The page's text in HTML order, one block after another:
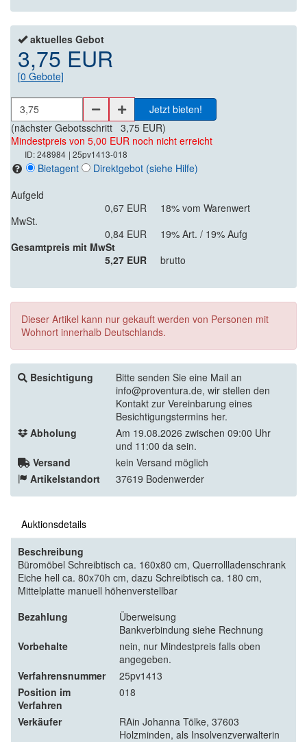
aktuelles Gebot
3,75 EUR
[0 Gebote]
Jetzt bieten!
(nächster Gebotsschritt 3,75 EUR)
Mindestpreis von 5,00 EUR noch nicht erreicht
ID: 248984 | 25pv1413-018
Bietagent Direktgebot (siehe Hilfe)
Aufgeld
0,67 EUR
18% vom Warenwert
MwSt.
0,84 EUR
19% Art. / 19% Aufg
Gesamtpreis mit MwSt
5,27 EUR
brutto
Dieser Artikel kann nur gekauft werden von Personen mit
Wohnort innerhalb Deutschlands.
Besichtigung
Bitte senden Sie eine Mail an
info@proventura.de, wir stellen den
Kontakt zur Vereinbarung eines
Besichtigungstermins her.
Abholung
Am 19.08.2026 zwischen 09:00 Uhr
und 11:00 da sein.
Versand
kein Versand möglich
Artikelstandort
37619 Bodenwerder
Auktionsdetails
Beschreibung
Büromöbel Schreibtisch ca. 160x80 cm, Querrollladenschrank
Eiche hell ca. 80x70h cm, dazu Schreibtisch ca. 180 cm,
Mittelplatte manuell höhenverstellbar
Bezahlung
Überweisung
Bankverbindung siehe Rechnung
Vorbehalte
nein, nur Mindestpreis falls oben
angegeben.
Verfahrensnummer
25pv1413
Position im
Verfahren
018
Verkäufer
RAin Johanna Tölke, 37603
Holzminden, als Insolvenzverwalterin